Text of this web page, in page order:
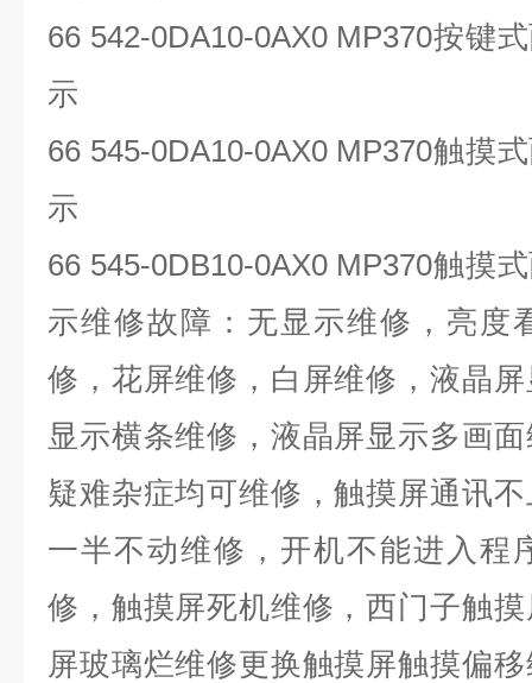
66 542-0DA10-0AX0 MP370按键
示
66 545-0DA10-0AX0 MP370触摸
示
66 545-0DB10-0AX0 MP370触摸
示维修故障：无显示维修，亮度
修，花屏维修，白屏维修，液晶
显示横条维修，液晶屏显示多画
疑难杂症均可维修，触摸屏通讯
一半不动维修，开机不能进入程
修，触摸屏死机维修，西门子触
屏玻璃烂维修更换触摸屏触摸偏